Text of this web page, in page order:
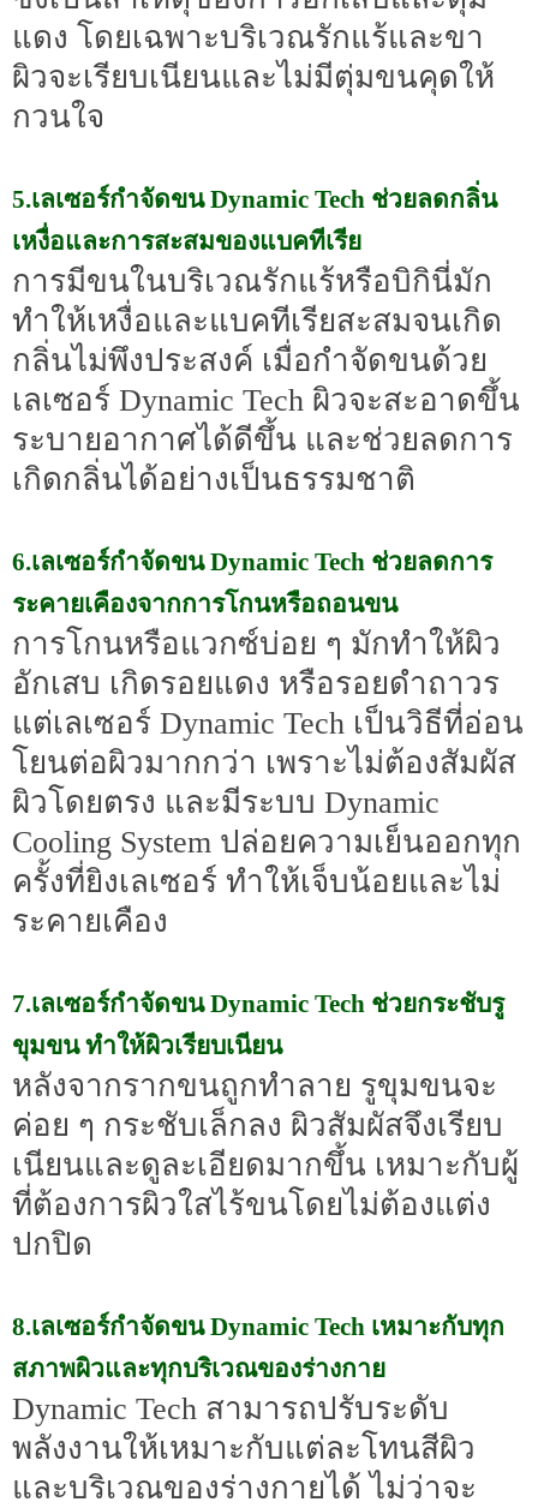
แดง โดยเฉพาะบริเวณรักแร้และขา
ผิวจะเรียบเนียนและไม่มีตุ่มขนคุดให้
กวนใจ
5.เลเซอร์กำจัดขน Dynamic Tech ช่วยลดกลิ่น
เหงื่อและการสะสมของแบคทีเรีย
การมีขนในบริเวณรักแร้หรือบิกินี่มัก
ทำให้เหงื่อและแบคทีเรียสะสมจนเกิด
กลิ่นไม่พึงประสงค์ เมื่อกำจัดขนด้วย
เลเซอร์ Dynamic Tech ผิวจะสะอาดขึ้น
ระบายอากาศได้ดีขึ้น และช่วยลดการ
เกิดกลิ่นได้อย่างเป็นธรรมชาติ
6.เลเซอร์กำจัดขน Dynamic Tech ช่วยลดการ
ระคายเคืองจากการโกนหรือถอนขน
การโกนหรือแวกซ์บ่อย ๆ มักทำให้ผิว
อักเสบ เกิดรอยแดง หรือรอยดำถาวร
แต่เลเซอร์ Dynamic Tech เป็นวิธีที่อ่อน
โยนต่อผิวมากกว่า เพราะไม่ต้องสัมผัส
ผิวโดยตรง และมีระบบ Dynamic
Cooling System ปล่อยความเย็นออกทุก
ครั้งที่ยิงเลเซอร์ ทำให้เจ็บน้อยและไม่
ระคายเคือง
7.เลเซอร์กำจัดขน Dynamic Tech ช่วยกระชับรู
ขุมขน ทำให้ผิวเรียบเนียน
หลังจากรากขนถูกทำลาย รูขุมขนจะ
ค่อย ๆ กระชับเล็กลง ผิวสัมผัสจึงเรียบ
เนียนและดูละเอียดมากขึ้น เหมาะกับผู้
ที่ต้องการผิวใสไร้ขนโดยไม่ต้องแต่ง
ปกปิด
8.เลเซอร์กำจัดขน Dynamic Tech เหมาะกับทุก
สภาพผิวและทุกบริเวณของร่างกาย
Dynamic Tech สามารถปรับระดับ
พลังงานให้เหมาะกับแต่ละโทนสีผิว
และบริเวณของร่างกายได้ ไม่ว่าจะ